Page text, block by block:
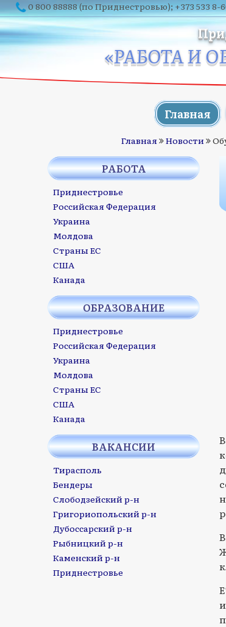
0 800 88888(по Приднестровью); +373 533 8-
«РАБОТА И
Главная
Главная Новости
РАБОТА
Приднестровье
Российская Федерация
Украина
Молдова
Страны ЕС
США
Канада
ОБРАЗОВАНИЕ
Приднестровье
Российская Федерация
Украина
Молдова
Страны ЕС
США
Канада
ВАКАНСИИ
Тирасполь
Бендеры
Слободзейский р-н
Григориопольский р-н
Дубоссарский р-н
Рыбницкий р-н
Каменский р-н
Приднестровье